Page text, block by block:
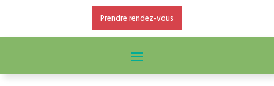
Prendre rendez-vous